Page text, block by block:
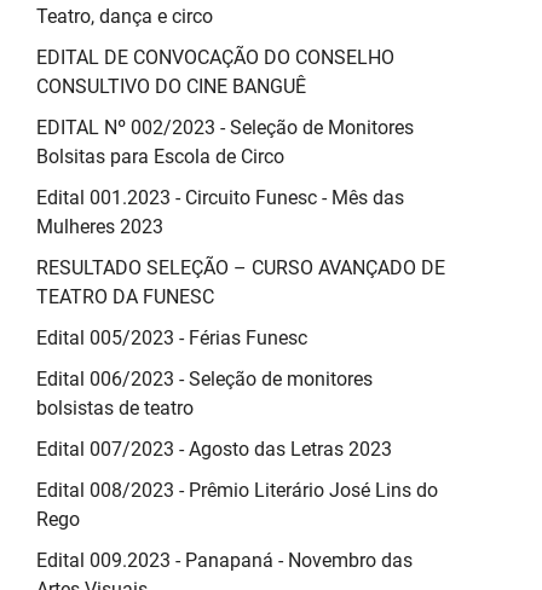
Teatro, dança e circo
EDITAL DE CONVOCAÇÃO DO CONSELHO
CONSULTIVO DO CINE BANGUÊ
EDITAL Nº 002/2023 - Seleção de Monitores
Bolsitas para Escola de Circo
Edital 001.2023 - Circuito Funesc - Mês das
Mulheres 2023
RESULTADO SELEÇÃO – CURSO AVANÇADO DE
TEATRO DA FUNESC
Edital 005/2023 - Férias Funesc
Edital 006/2023 - Seleção de monitores
bolsistas de teatro
Edital 007/2023 - Agosto das Letras 2023
Edital 008/2023 - Prêmio Literário José Lins do
Rego
Edital 009.2023 - Panapaná - Novembro das